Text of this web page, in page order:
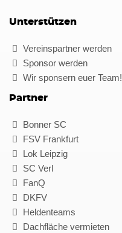
Unterstützen
Vereinspartner werden
Sponsor werden
Wir sponsern euer Team!
Partner
Bonner SC
FSV Frankfurt
Lok Leipzig
SC Verl
FanQ
DKFV
Heldenteams
Dachfläche vermieten